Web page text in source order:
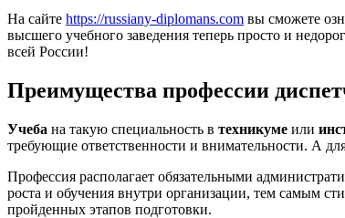
На сайте https://russiany-diplomans.com вы сможете
высшего учебного заведения теперь просто и
всей России!
Преимущества профессии
Учеба на такую специальность в техникуме или
требующие ответственности и внимательности. А
Профессия располагает обязательными
роста и обучения внутри организации, тем самым
пройденных этапов подготовки.